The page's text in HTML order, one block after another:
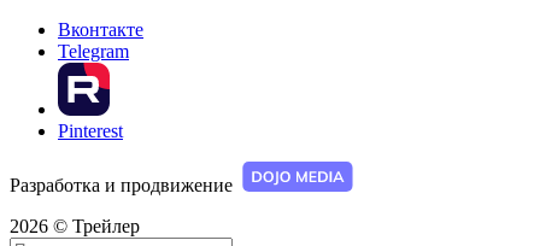
Вконтакте
Telegram
Pinterest
Разработка и продвижение
2026 © Трейлер